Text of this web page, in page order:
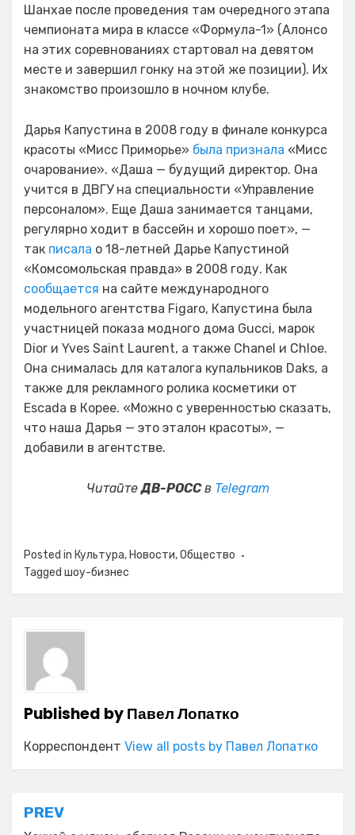
Шанхае после проведения там очередного этапа
чемпионата мира в классе «Формула-1» (Алонсо
на этих соревнованиях стартовал на девятом
месте и завершил гонку на этой же позиции). Их
знакомство произошло в ночном клубе.
Дарья Капустина в 2008 году в финале конкурса
красоты «Мисс Приморье» была признала «Мисс
очарование». «Даша — будущий директор. Она
учится в ДВГУ на специальности «Управление
персоналом». Еще Даша занимается танцами,
регулярно ходит в бассейн и хорошо поет», —
так писала о 18-летней Дарье Капустиной
«Комсомольская правда» в 2008 году. Как
сообщается на сайте международного
модельного агентства Figaro, Капустина была
участницей показа модного дома Gucci, марок
Dior и Yves Saint Laurent, а также Chanel и Chloe.
Она снималась для каталога купальников Daks, а
также для рекламного ролика косметики от
Escada в Корее. «Можно с уверенностью сказать,
что наша Дарья — это эталон красоты», —
добавили в агентстве.
ЧитайтеДВ-РОССв Telegram
Posted in Культура, Новости,Общество
Tagged шоу-бизнес
Published byПавел Лопатко
Корреспондент View all posts by Павел Лопатко
Навигация
PREV